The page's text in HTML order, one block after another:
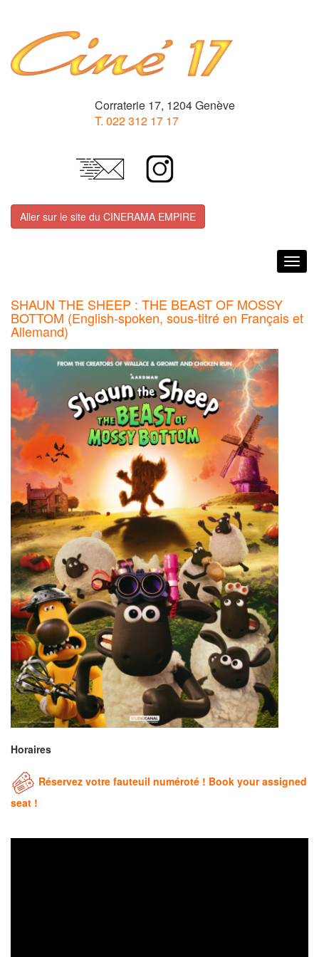
Corraterie 17, 1204 Genève
T. 022 312 17 17
Aller sur le site du CINERAMA EMPIRE
SHAUN THE SHEEP : THE BEAST OF MOSSY
BOTTOM (English-spoken, sous-titré en Français et
Allemand)
Horaires
Réservez votre fauteuil numéroté ! Book your assigned
seat !